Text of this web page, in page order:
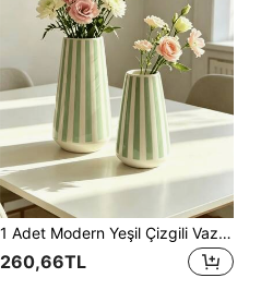
1 Adet Modern Yeşil Çizgili Vazo, Minimalist Geometrik Tasarımlı Masaüstü Vazo, Ev Dekoru İçin Uygun, Oturma Odası Mutfak Pencere Önü Süsü, Yaratıcı Küçük Buket Çiçek Tutucu, Ev Hediyesi, Ev Dekorasyon Aksesuarı
260,66TL